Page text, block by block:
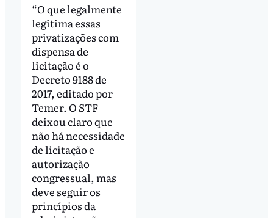
“O que legalmente
legitima essas
privatizações com
dispensa de
licitação é o
Decreto 9188 de
2017, editado por
Temer. O STF
deixou claro que
não há necessidade
de licitação e
autorização
congressual, mas
deve seguir os
princípios da